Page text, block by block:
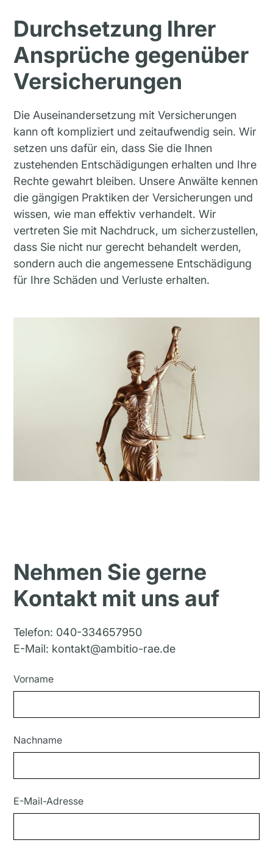
Durchsetzung Ihrer
Ansprüche gegenüber
Versicherungen
Die Auseinandersetzung mit Versicherungen
kann oft kompliziert und zeitaufwendig sein. Wir
setzen uns dafür ein, dass Sie die Ihnen
zustehenden Entschädigungen erhalten und Ihre
Rechte gewahrt bleiben. Unsere Anwälte kennen
die gängigen Praktiken der Versicherungen und
wissen, wie man effektiv verhandelt. Wir
vertreten Sie mit Nachdruck, um sicherzustellen,
dass Sie nicht nur gerecht behandelt werden,
sondern auch die angemessene Entschädigung
für Ihre Schäden und Verluste erhalten.
Nehmen Sie gerne
Kontakt mit uns auf
Telefon: 040-334657950
E-Mail: kontakt@ambitio-rae.de
Vorname
Nachname
E-Mail-Adresse